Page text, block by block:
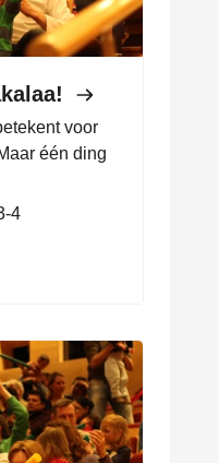
voor
één ding
4